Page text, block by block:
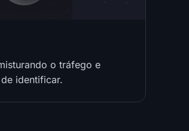
o tráfego e
identificar.